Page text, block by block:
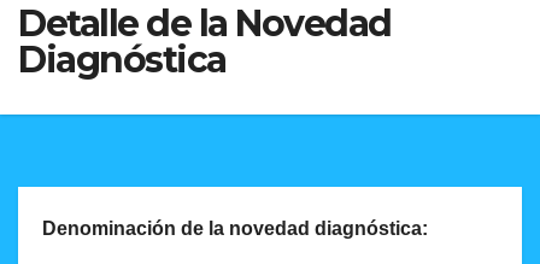
Detalle de la Novedad
Diagnóstica
Denominación de la novedad diagnóstica: